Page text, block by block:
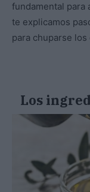
fundamental para
te explicamos
para chuparse los
Los